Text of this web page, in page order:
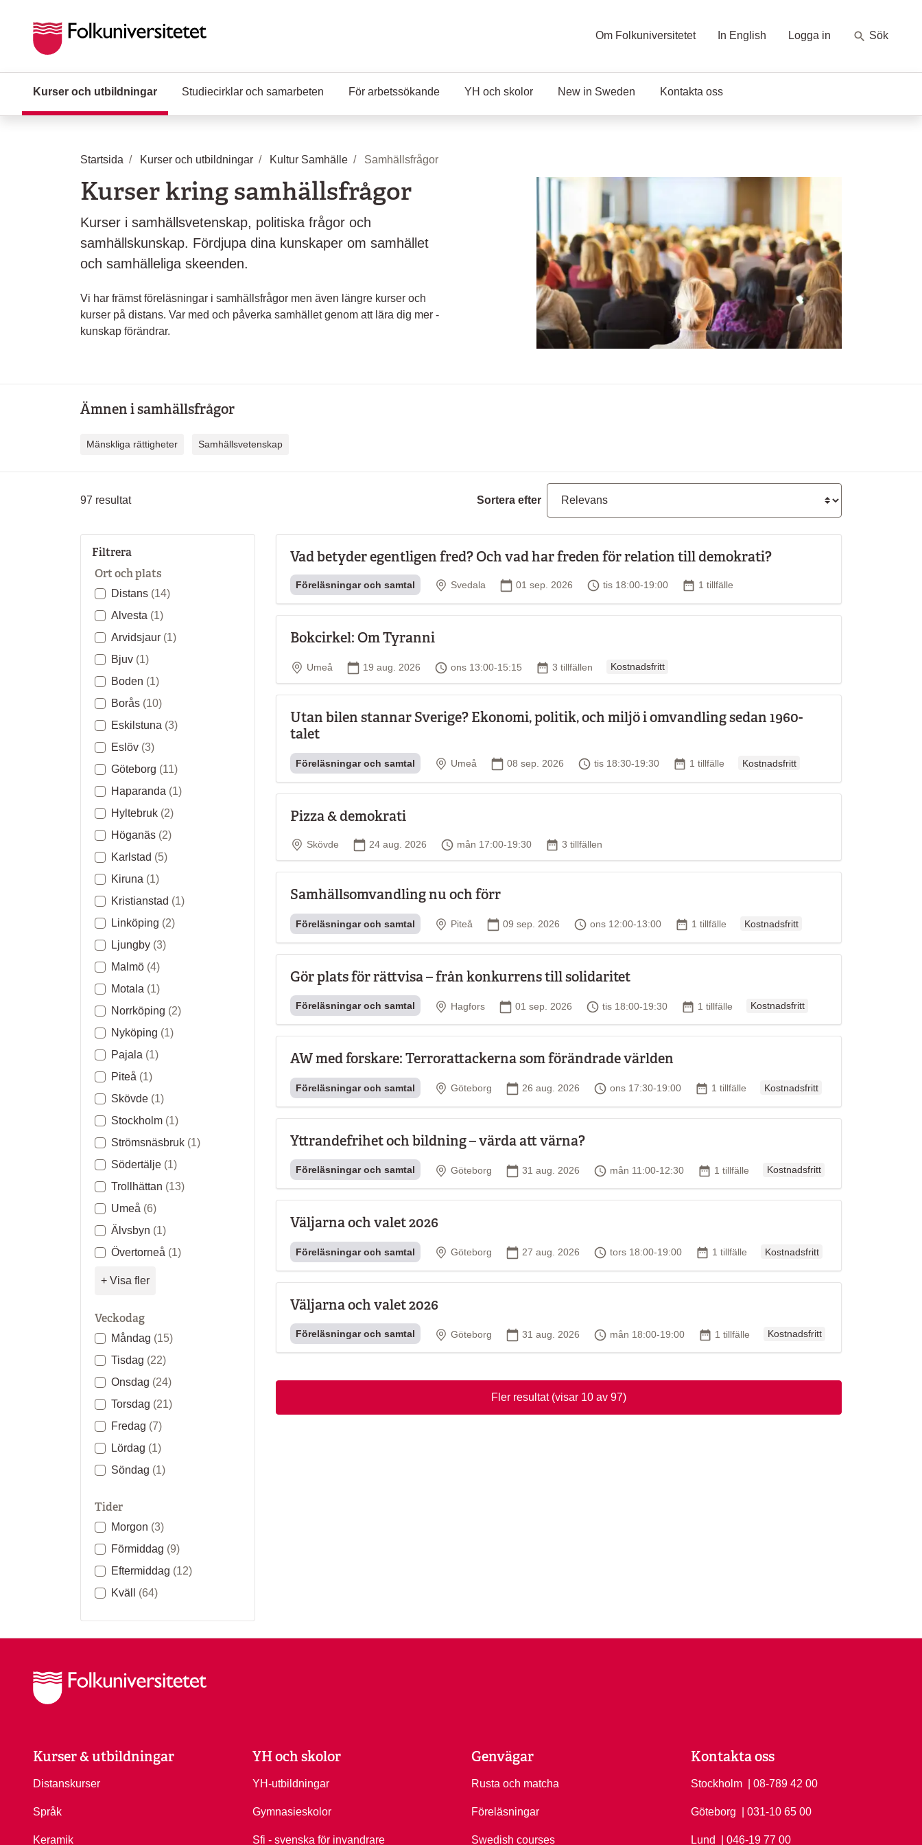
Om Folkuniversitetet In English Logga in Sök
Kurser och utbildningar (Aktuell sida)
Studiecirklar och samarbeten För arbetssökande YH och skolor New in Sweden Kontakta oss
Startsida Kurser och utbildningar Kultur Samhälle Samhällsfrågor
Kurser kring samhällsfrågor
Kurser i samhällsvetenskap, politiska frågor och
samhällskunskap. Fördjupa dina kunskaper om samhället
och samhälleliga skeenden.
Vi har främst föreläsningar i samhällsfrågor men även längre kurser och
kurser på distans. Var med och påverka samhället genom att lära dig mer -
kunskap förändrar.
Ämnen i samhällsfrågor
Mänskliga rättigheter Samhällsvetenskap
Sortera efter
97 resultat
Filtrera
Ort och plats
Distans (14)
Alvesta (1)
Arvidsjaur (1)
Bjuv (1)
Boden (1)
Borås (10)
Eskilstuna (3)
Eslöv (3)
Göteborg (11)
Haparanda (1)
Hyltebruk (2)
Höganäs (2)
Karlstad (5)
Kiruna (1)
Kristianstad (1)
Linköping (2)
Ljungby (3)
Malmö (4)
Motala (1)
Norrköping (2)
Nyköping (1)
Pajala (1)
Piteå (1)
Skövde (1)
Stockholm (1)
Strömsnäsbruk (1)
Södertälje (1)
Trollhättan (13)
Umeå (6)
Älvsbyn (1)
Övertorneå (1)
+ Visa fler
Veckodag
Måndag (15)
Tisdag (22)
Onsdag (24)
Torsdag (21)
Fredag (7)
Lördag (1)
Söndag (1)
Tider
Morgon (3)
Förmiddag (9)
Eftermiddag (12)
Kväll (64)
Vad betyder egentligen fred? Och vad har freden för relation till demokrati?
Föreläsningar och samtal Plats
Svedala Startdatum
01 sep. 2026 Tid
tis 18:00-19:00 Antal tillfällen
1 tillfälle
Bokcirkel: Om Tyranni
Plats
Umeå Startdatum
19 aug. 2026 Tid
ons 13:00-15:15 Antal tillfällen
3 tillfällen Kostnadsfritt
Utan bilen stannar Sverige? Ekonomi, politik, och miljö i omvandling sedan 1960-
talet
Föreläsningar och samtal Plats
Umeå Startdatum
08 sep. 2026 Tid
tis 18:30-19:30 Antal tillfällen
1 tillfälle Kostnadsfritt
Pizza & demokrati
Plats
Skövde Startdatum
24 aug. 2026 Tid
mån 17:00-19:30 Antal tillfällen
3 tillfällen
Samhällsomvandling nu och förr
Föreläsningar och samtal Plats
Piteå Startdatum
09 sep. 2026 Tid
ons 12:00-13:00 Antal tillfällen
1 tillfälle Kostnadsfritt
Gör plats för rättvisa – från konkurrens till solidaritet
Föreläsningar och samtal Plats
Hagfors Startdatum
01 sep. 2026 Tid
tis 18:00-19:30 Antal tillfällen
1 tillfälle Kostnadsfritt
AW med forskare: Terrorattackerna som förändrade världen
Föreläsningar och samtal Plats
Göteborg Startdatum
26 aug. 2026 Tid
ons 17:30-19:00 Antal tillfällen
1 tillfälle Kostnadsfritt
Yttrandefrihet och bildning – värda att värna?
Föreläsningar och samtal Plats
Göteborg Startdatum
31 aug. 2026 Tid
mån 11:00-12:30 Antal tillfällen
1 tillfälle Kostnadsfritt
Väljarna och valet 2026
Föreläsningar och samtal Plats
Göteborg Startdatum
27 aug. 2026 Tid
tors 18:00-19:00 Antal tillfällen
1 tillfälle Kostnadsfritt
Väljarna och valet 2026
Föreläsningar och samtal Plats
Göteborg Startdatum
31 aug. 2026 Tid
mån 18:00-19:00 Antal tillfällen
1 tillfälle Kostnadsfritt
Fler resultat (visar 10 av 97)
Kurser & utbildningar
Distanskurser
Språk
Keramik
YH och skolor
YH-utbildningar
Gymnasieskolor
Sfi - svenska för invandrare
Genvägar
Rusta och matcha
Föreläsningar
Swedish courses
Kontakta oss
Stockholm Ring Stockholm på
| 08-789 42 00
Göteborg Ring Göteborg på
| 031-10 65 00
Lund Ring Lund på
| 046-19 77 00